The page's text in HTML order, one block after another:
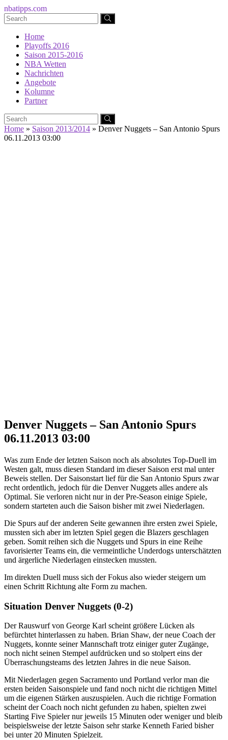
nbatipps.com
Home
Playoffs 2016
Saison 2015-2016
NBA Wetten
Nachrichten
Angebote
Kolumne
Partner
Home » Saison 2013/2014 » Denver Nuggets – San Antonio Spurs
06.11.2013 03:00
Denver Nuggets – San Antonio Spurs
06.11.2013 03:00
Was zum Ende der letzten Saison noch als absolutes Top-Duell im
Westen galt, muss diesen Standard im dieser Saison erst mal unter
Beweis stellen. Der Saisonstart lief für die San Antonio Spurs zwar
recht ordentlich, jedoch für die Denver Nuggets alles andere als
Optimal. Sie verloren nicht nur in der Pre-Season einige Spiele,
sondern starteten auch die Saison bisher mit zwei Niederlagen.
Die Spurs auf der anderen Seite gewannen ihre ersten zwei Spiele,
mussten sich aber im letzten Spiel gegen die Blazers geschlagen
geben. Somit reihen sich die Nuggets und Spurs in eine Reihe
favorisierter Teams ein, die vermeintliche Underdogs unterschätzten
und ärgerliche Niederlagen einstecken mussten.
Im direkten Duell muss sich der Fokus also wieder steigern um
einen Schritt Richtung alte Form zu machen.
Situation Denver Nuggets (0-2)
Der Rauswurf von George Karl scheint größere Lücken als
befürchtet hinterlassen zu haben. Brian Shaw, der neue Coach der
Nuggets, konnte seiner Mannschaft trotz einiger guter Zugänge,
noch nicht seinen Stempel aufdrücken und so stolpert eins der
Überraschungsteams des letzten Jahres in die neue Saison.
Mit Niederlagen gegen Sacramento und Portland verlor man die
ersten beiden Saisonspiele und fand noch nicht die richtigen Mittel
um die eigenen Stärken auszuspielen. Auch die richtige Formation
scheint der Coach noch nicht gefunden zu haben, spielten zwei
Starting Five Spieler nur jeweils 15 Minuten oder weniger und bleib
beispielsweise der letzte Saison sehr starke Kenneth Faried bisher
bei unter 20 Minuten Spielzeit.